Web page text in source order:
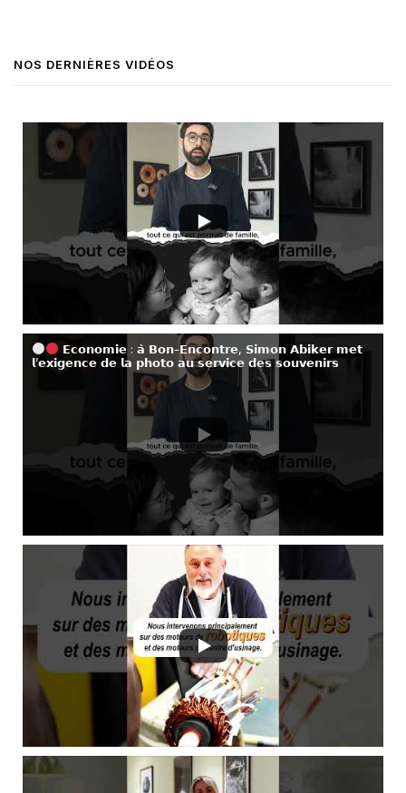
NOS DERNIÈRES VIDÉOS
𝗘𝗰𝗼𝗻𝗼𝗺𝗶𝗲 : 𝗮̀ 𝗕𝗼𝗻-𝗘𝗻𝗰𝗼𝗻𝘁𝗿𝗲, 𝗦𝗶𝗺𝗼𝗻 𝗔𝗯𝗶𝗸𝗲𝗿 𝗺𝗲𝘁
𝗹’𝗲𝘅𝗶𝗴𝗲𝗻𝗰𝗲 𝗱𝗲 𝗹𝗮 𝗽𝗵𝗼𝘁𝗼 𝗮𝘂 𝘀𝗲𝗿𝘃𝗶𝗰𝗲 𝗱𝗲𝘀 𝘀𝗼𝘂𝘃𝗲𝗻𝗶𝗿𝘀